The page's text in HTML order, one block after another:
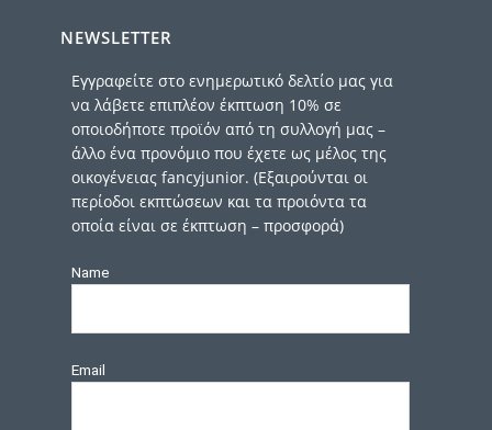
NEWSLETTER
Εγγραφείτε στο ενημερωτικό δελτίο μας για
να λάβετε επιπλέον έκπτωση 10% σε
οποιοδήποτε προϊόν από τη συλλογή μας –
άλλο ένα προνόμιο που έχετε ως μέλος της
οικογένειας fancyjunior. (Εξαιρούνται οι
περίοδοι εκπτώσεων και τα προιόντα τα
οποία είναι σε έκπτωση – προσφορά)
Name
Email